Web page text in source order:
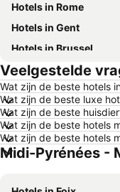
Hotels in Rome
Hotels in Gent
Hotels in Brussel
Hotels in Maastricht
Hotels in Hasselt
Hotels in Boulogne-
Hotels in Le Touquet-
Hotels in Málaga
Veelgestelde
Wat zijn de beste hotels
Wat zijn de beste luxe
Wat zijn de beste
Wat zijn de beste hotels
Wat zijn de beste hotels
Midi-Pyrénées -